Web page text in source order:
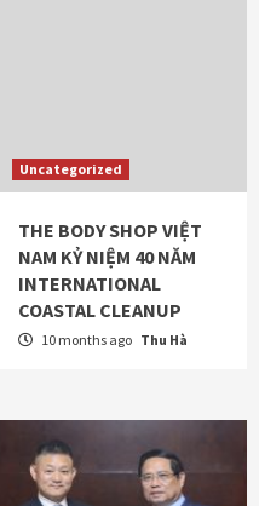
Uncategorized
THE BODY SHOP VIỆT
NAM KỶ NIỆM 40 NĂM
INTERNATIONAL
COASTAL CLEANUP
10 months ago Thu Hà